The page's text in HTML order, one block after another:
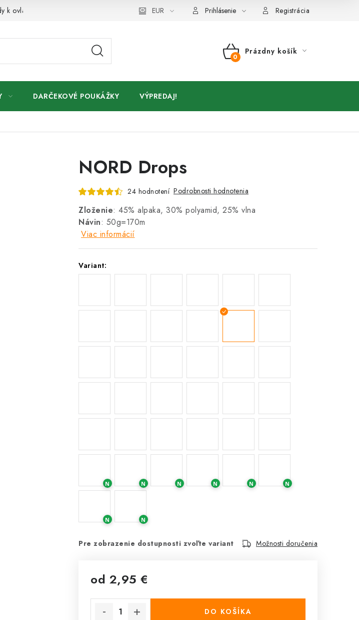
k ovládaniu e-shopu KontaktyEUR Prihlásenie Registrácia
NÁKUPNÝ
Prázdny košík
DARČEKOVÉ POUKÁŽKY VÝPREDAJ!
NORD Drops
24 hodnotení Podrobnosti hodnotenia
Zloženie: 45% alpaka, 30% polyamid, 25% vlna
Návin: 50g=170m
Viac informácií
Variant:
N N N N N N
N N
Pre zobrazenie dostupnosti zvoľte variant Možnosti doručenia
od 2,95 €
DO KOŠÍKA